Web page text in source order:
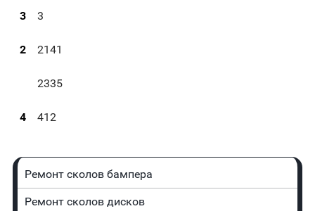
3 3
2 2141
2335
4 412
Ремонт сколов бампера
Ремонт сколов дисков